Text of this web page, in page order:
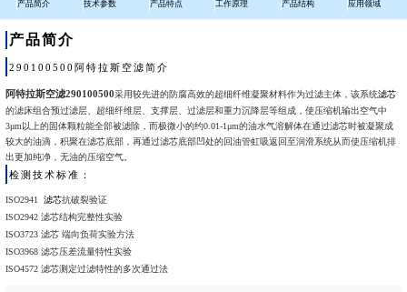
产品简介 技术参数 产品特点 工作原理 产品结构 应用领域
产品简介
290100500阿特拉斯空滤简介
阿特拉斯空滤290100500采用较先进的防腐高效的超细纤维凝聚材料作为过滤主体，该系统滤芯
的滤床组合预过滤层、超细纤维层、支撑层、过滤层和重力沉降层等组成，使压缩机输出空气中
3μm以上的固体颗粒能全部被滤除，而极微小的约0.01-1μm的油水气溶解体在通过滤芯时被凝聚成
较大的油滴，积聚在滤芯底部，再通过滤芯底部凹处的回油管虹吸返回至润滑系统从而使压缩机排
出更加纯净，无油的压缩空气。
检测技术标准：
ISO2941 滤芯抗破裂验证
ISO2942 滤芯结构完整性实验
ISO3723 滤芯 端向负荷实验方法
ISO3968 滤芯压差流量特性实验
ISO4572 滤芯测定过滤特性的多次通过法